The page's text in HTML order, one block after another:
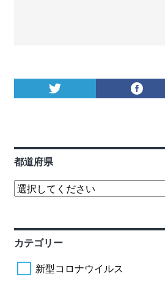
都道府県
カテゴリー
新型コロナウイルス